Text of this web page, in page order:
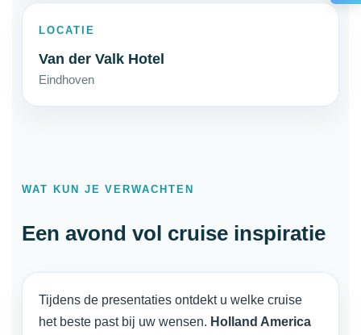
LOCATIE
Van der Valk Hotel
Eindhoven
WAT KUN JE VERWACHTEN
Een avond vol cruise inspiratie
Tijdens de presentaties ontdekt u welke cruise
het beste past bij uw wensen. Holland America